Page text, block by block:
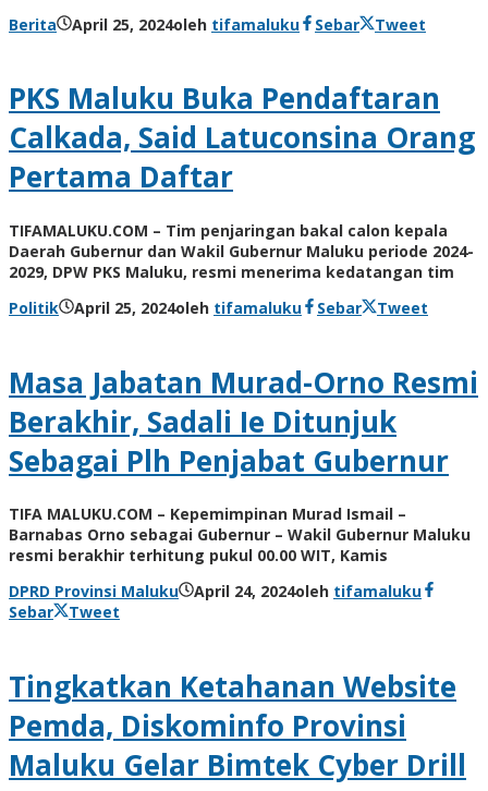
Berita
April 25, 2024oleh tifamaluku Sebar Tweet
PKS Maluku Buka Pendaftaran
Calkada, Said Latuconsina Orang
Pertama Daftar
TIFAMALUKU.COM – Tim penjaringan bakal calon kepala
Daerah Gubernur dan Wakil Gubernur Maluku periode 2024-
2029, DPW PKS Maluku, resmi menerima kedatangan tim
Politik
April 25, 2024oleh tifamaluku Sebar Tweet
Masa Jabatan Murad-Orno Resmi
Berakhir, Sadali Ie Ditunjuk
Sebagai Plh Penjabat Gubernur
TIFA MALUKU.COM – Kepemimpinan Murad Ismail –
Barnabas Orno sebagai Gubernur – Wakil Gubernur Maluku
resmi berakhir terhitung pukul 00.00 WIT, Kamis
DPRD Provinsi Maluku
April 24, 2024oleh tifamaluku
Sebar
Tweet
Tingkatkan Ketahanan Website
Pemda, Diskominfo Provinsi
Maluku Gelar Bimtek Cyber Drill